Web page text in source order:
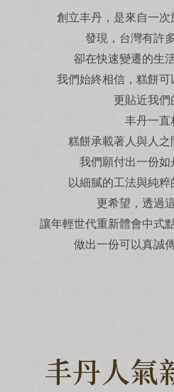
創立丰丹，是來自一
發現，台灣有許
卻在快速變遷的生
我們始終相信，糕餅
更貼近我們
丰丹一直
糕餅承載著人與人
我們願付出一份
以細膩的工法與純
更希望，透過
讓年輕世代重新體會中式
做出一份可以真誠
丰丹人氣